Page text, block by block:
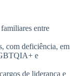
entre
com deficiência, em
e
de liderança e